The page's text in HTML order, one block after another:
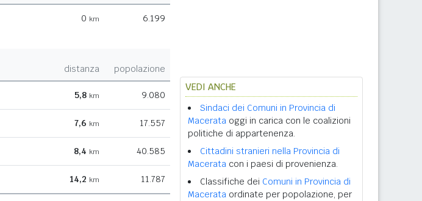
0 km 6.199
distanza popolazione
5,8 km 9.080
7,6 km 17.557
8,4 km 40.585
14,2 km 11.787
VEDI ANCHE
Sindaci dei Comuni in Provincia di
Macerata oggi in carica con le coalizioni
politiche di appartenenza.
Cittadini stranieri nella Provincia di
Macerata con i paesi di provenienza.
Classifiche dei Comuni in Provincia di
Macerata ordinate per popolazione, per